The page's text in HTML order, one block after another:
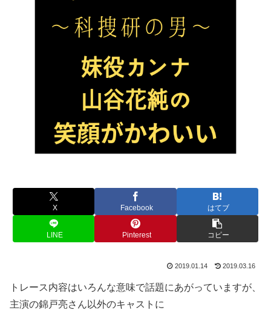
X Facebook はてブ
LINE Pinterest コピー
2019.01.14 2019.03.16
トレース内容はいろんな意味で話題にあがっていますが、
主演の錦戸亮さん以外のキャストに